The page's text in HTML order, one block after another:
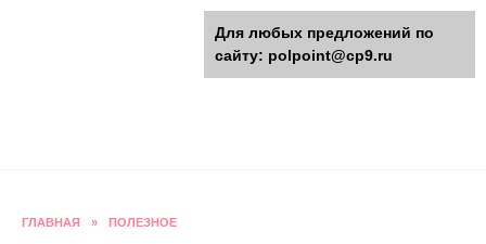
polpoint.ru - Разнообразные
поделки к праздникам
ГЛАВНАЯ » ПОЛЕЗНОЕ
Для любых предложений по
сайту: polpoint@cp9.ru